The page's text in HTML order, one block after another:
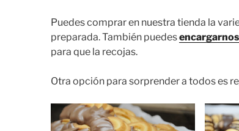
Puedes comprar en nuestra tienda la
preparada. También puedesencargarnos
para que la recojas.
Otra opción para sorprender a todos es